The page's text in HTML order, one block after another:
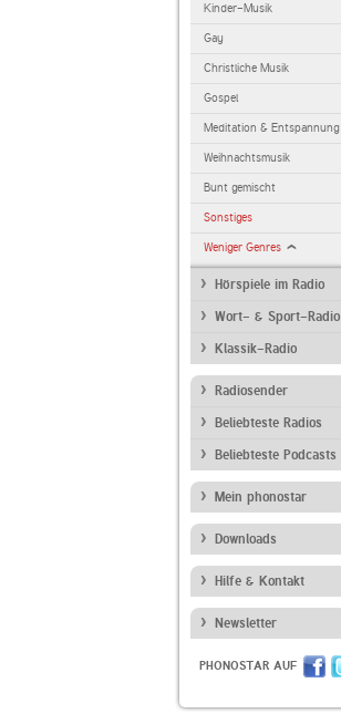
Kinder-Musik
Gay
Christliche Musik
Gospel
Meditation & Entspannung
Weihnachtsmusik
Bunt gemischt
Sonstiges
Weniger Genres
Hörspiele im Radio
Wort- & Sport-Radio
Klassik-Radio
Radiosender
Beliebteste Radios
Beliebteste Podcasts
Mein phonostar
Downloads
Hilfe & Kontakt
Newsletter
PHONOSTAR AUF